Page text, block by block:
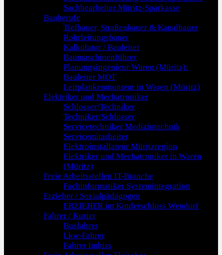
Sachbearbeiter Müritz-Sparkasse
Bauberufe
Tiefbauer, Straßenbauer & Kanalbauer
Rohrleitungsbauer
Kalkulator / Bauleiter
Baumaschinenführer
Planungsingenieur Waren (Müritz):
Bauleiter MOT
Leitplankenmonteur in Waren (Müritz)
Elektriker und Mechatroniker
Schlosser/Techniker
Techniker/Schlosser
Servicetechniker Medizintechnik
Servicemitarbeiter
Elektroinstallateur Müritzregion
Elektriker und Mechatroniker in Waren
(Müritz)
Freie Arbeitsstellen IT-Branche
Fachinformatiker Systemintegration
Erzieher / Sozialpädagogen
ERZIEHER im Kinderschloss Wendorf
Fahrer / Kurier
Busfahrer
Lkw-Fahrer
Fahrer Imbiss